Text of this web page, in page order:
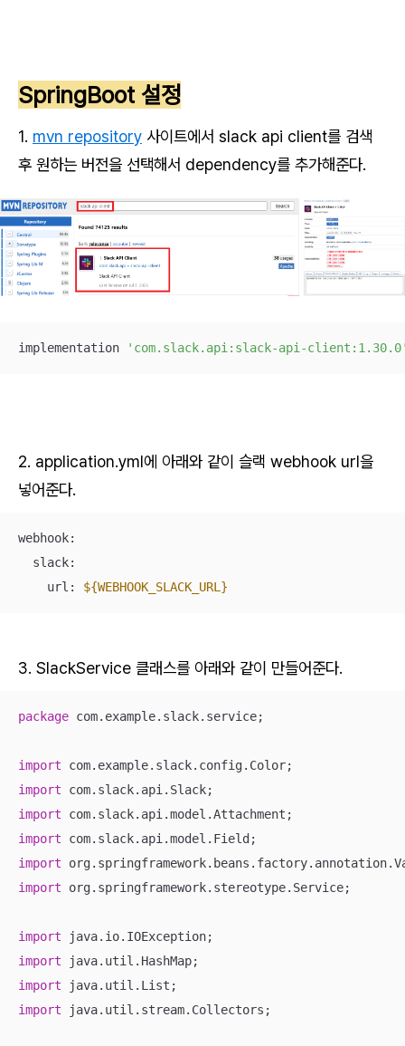
SpringBoot 설정
1. mvn repository 사이트에서 slack api client를 검색
후 원하는 버전을 선택해서 dependency를 추가해준다.
implementation 'com.slack.api:slack-api-
2. application.yml에 아래와 같이 슬랙 webhook url을
넣어준다.
webhook:
  slack:
    url:
${WEBHOOK_SLACK_URL}
3. SlackService 클래스를 아래와 같이 만들어준다.
package com.example.slack.service;
import
import
import
import
import
import org.springframework.stereotype.Service;
import
import
import
import java.util.stream.Collectors;